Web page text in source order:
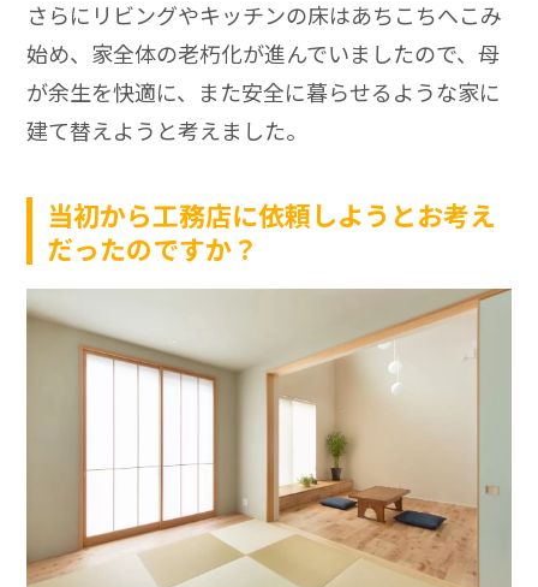
さらにリビングやキッチンの床はあちこちへこみ
始め、家全体の老朽化が進んでいましたので、母
が余生を快適に、また安全に暮らせるような家に
建て替えようと考えました。
当初から工務店に依頼しようとお考え
だったのですか？